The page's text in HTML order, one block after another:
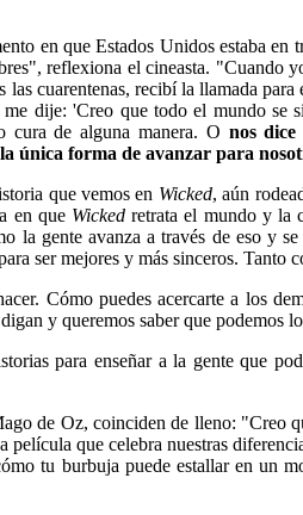
en que Estados Unidos estaba
reflexiona el cineasta. "Cuando
cuarentenas, recibí la llamada para
me dije: 'Creo que todo el mundo se
cura de alguna manera. O nos
única forma de avanzar para
que vemos en Wicked, aún
en que Wickedretrata el mundo y la
gente avanza a través de eso y
ser mejores y más sinceros. Tanto
Cómo puedes acercarte a los
y queremos saber que podemos
para enseñar a la gente que
de Oz, coinciden de lleno: "Creo
que celebra nuestras
tu burbuja puede estallar en un